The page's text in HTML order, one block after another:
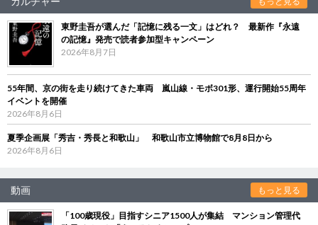
東野圭吾が選んだ「記憶に残る一文」はどれ？ 最新作『永遠
の記憶』発売で読者参加型キャンペーン
2026年8月7日
55年間、京の街を走り続けてきた車両 嵐山線・モボ301形、運行開始55周年
イベントを開催
2026年8月6日
夏季企画展「秀吉・秀長と和歌山」 和歌山市立博物館で8月8日から
2026年8月6日
動画 もっと見る
「100歳現役」目指すシニア1500人が集結 マンション管理代